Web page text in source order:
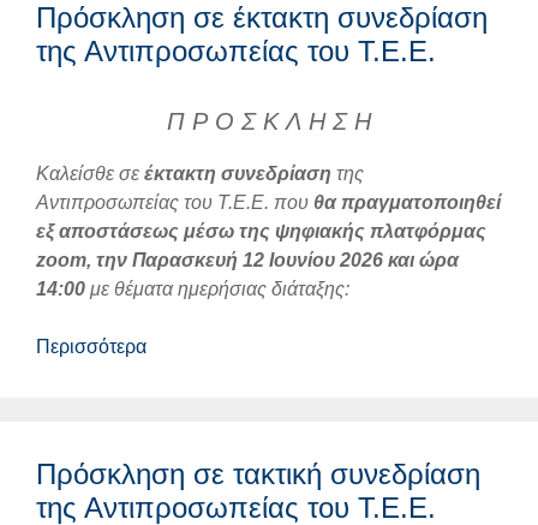
Πρόσκληση σε έκτακτη συνεδρίαση
της Αντιπροσωπείας του Τ.Ε.Ε.
Π Ρ Ο Σ Κ Λ Η Σ Η
Καλείσθε σε έκτακτη συνεδρίαση της
Αντιπροσωπείας του Τ.Ε.Ε. που θα πραγματοποιηθεί
εξ αποστάσεως μέσω της ψηφιακής πλατφόρμας
zoom, την Παρασκευή 12 Ιουνίου 2026 και ώρα
14:00 με θέματα ημερήσιας διάταξης:
Περισσότερα
Πρόσκληση σε τακτική συνεδρίαση
της Αντιπροσωπείας του Τ.Ε.Ε.